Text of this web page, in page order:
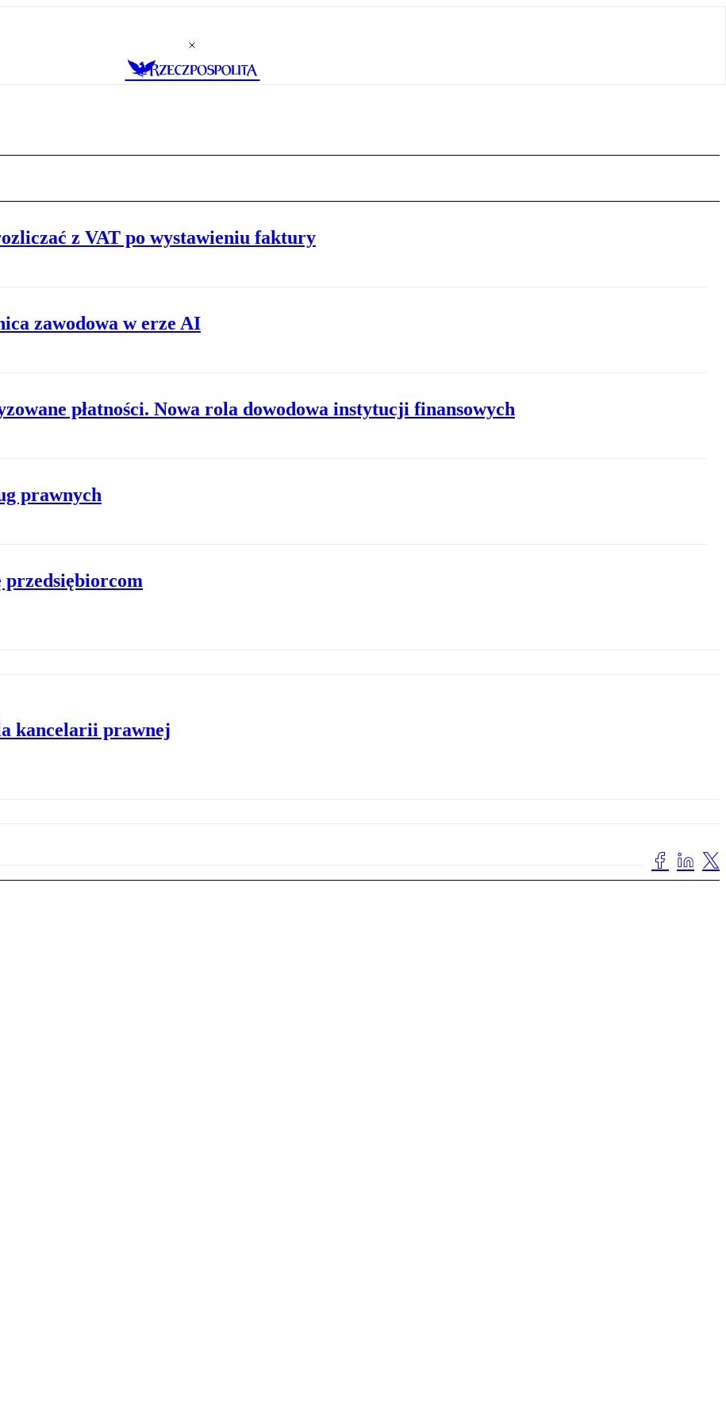
z VAT po wystawieniu faktury
zawodowa w erze AI
płatności. Nowa rola dowodowa instytucji finansowych
prawnych
przedsiębiorcom
kancelarii prawnej